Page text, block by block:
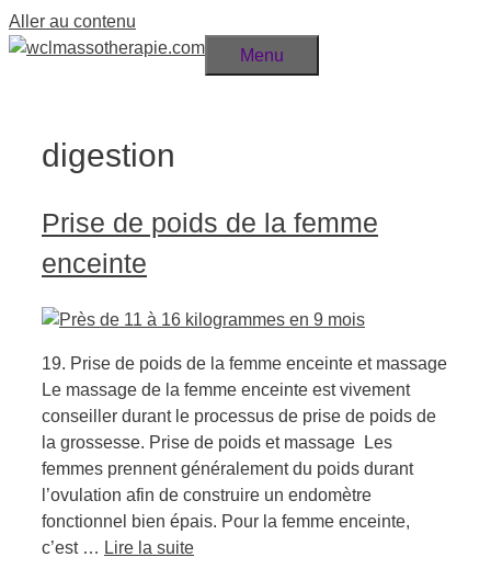
Aller au contenu
Menu
digestion
Prise de poids de la femme
enceinte
19. Prise de poids de la femme enceinte et massage
Le massage de la femme enceinte est vivement
conseiller durant le processus de prise de poids de
la grossesse. Prise de poids et massage Les
femmes prennent généralement du poids durant
l’ovulation afin de construire un endomètre
fonctionnel bien épais. Pour la femme enceinte,
c’est … Lire la suite